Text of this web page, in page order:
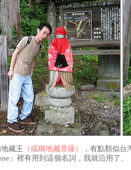
藏王 （或稱地藏菩薩）
，有點類似
」裡有用到這個名詞，我就沿用了。